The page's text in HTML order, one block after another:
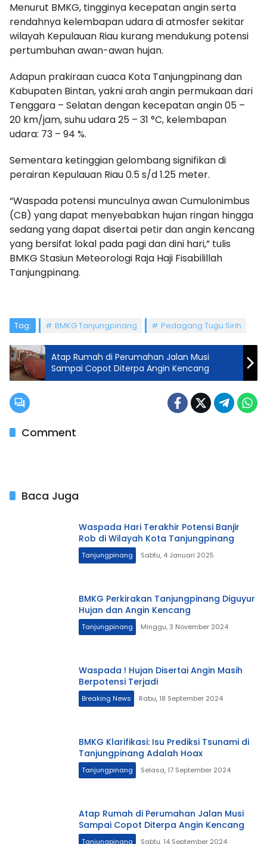
Menurut BMKG, tingginya kecepatan angin serta
rendahnya kelembapan udara di atmosfer sekitar
wilayah Kepulauan Riau kurang mendukung potensi
pertumbuhan awan-awan hujan.
Adapun prakiraan cuaca Kota Tanjungpinang dan
Kabupaten Bintan, yakni arah angin permukaan dari
Tenggara – Selatan dengan kecepatan angin 05 –
20 km/jam, suhu udara 25 – 31 °C, kelembapan
udara: 73 – 94 %.
Sementara ketinggian gelombang signifikan di
perairan Kepulauan Riau 0.5 s/d 1.25 meter.
“Waspada potensi munculnya awan Cumulonimbus
(CB) yang dapat menyebabkan hujan ringan hingga
sedang yang dapat disertai petir dan angin kencang
yang bersifat lokal pada pagi dan dini hari,” tulis
BMKG Stasiun Meteorologi Raja Haji Fisabilillah
Tanjungpinang.
Tag: BMKG Tanjungpinang Pedagang Tugu Sirih
Atap Rumah di Perumahan Jalan Musi
Sampai Copot Diterpa Angin Kencang
Comment
Baca Juga
Waspada Hari Terakhir Potensi Banjir
Rob di Wilayah Kota Tanjungpinang
Tanjungpinang Sabtu, 4 Januari 2025
BMKG Perkirakan Tanjungpinang Diguyur
Hujan dan Angin Kencang
Tanjungpinang Minggu, 3 November 2024
Waspada ! Hujan Disertai Angin Masih
Berpotensi Terjadi
Breaking News Rabu, 18 September 2024
BMKG Klarifikasi: Isu Prediksi Tsunami di
Tanjungpinang Adalah Hoax
Tanjungpinang Selasa, 17 September 2024
Atap Rumah di Perumahan Jalan Musi
Sampai Copot Diterpa Angin Kencang
Tanjungpinang Sabtu, 14 September 2024